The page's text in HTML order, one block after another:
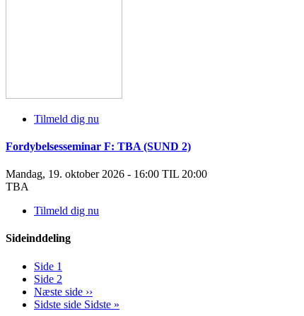
Tilmeld dig nu
Fordybelsesseminar F: TBA (SUND 2)
Mandag, 19. oktober 2026 - 16:00 TIL 20:00
TBA
Tilmeld dig nu
Sideinddeling
Side 1
Side 2
Næste side ››
Sidste side Sidste »